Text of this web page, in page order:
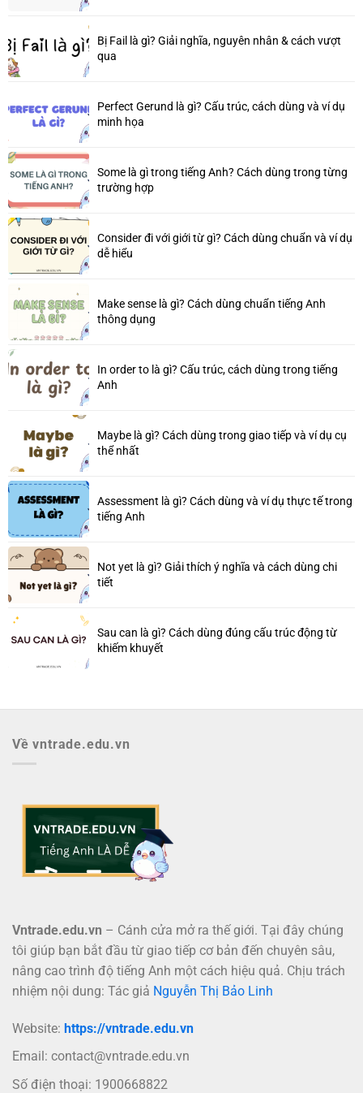
Bị Fail là gì? Giải nghĩa, nguyên nhân & cách vượt
qua
Perfect Gerund là gì? Cấu trúc, cách dùng và ví dụ
minh họa
Some là gì trong tiếng Anh? Cách dùng trong từng
trường hợp
Consider đi với giới từ gì? Cách dùng chuẩn và ví dụ
dễ hiểu
Make sense là gì? Cách dùng chuẩn tiếng Anh
thông dụng
In order to là gì? Cấu trúc, cách dùng trong tiếng
Anh
Maybe là gì? Cách dùng trong giao tiếp và ví dụ cụ
thể nhất
Assessment là gì? Cách dùng và ví dụ thực tế trong
tiếng Anh
Not yet là gì? Giải thích ý nghĩa và cách dùng chi
tiết
Sau can là gì? Cách dùng đúng cấu trúc động từ
khiếm khuyết
Về vntrade.edu.vn
Vntrade.edu.vn – Cánh cửa mở ra thế giới. Tại đây chúng
tôi giúp bạn bắt đầu từ giao tiếp cơ bản đến chuyên sâu,
nâng cao trình độ tiếng Anh một cách hiệu quả. Chịu trách
nhiệm nội dung: Tác giả Nguyễn Thị Bảo Linh
Website: https://vntrade.edu.vn
Email: contact@vntrade.edu.vn
Số điện thoại: 1900668822